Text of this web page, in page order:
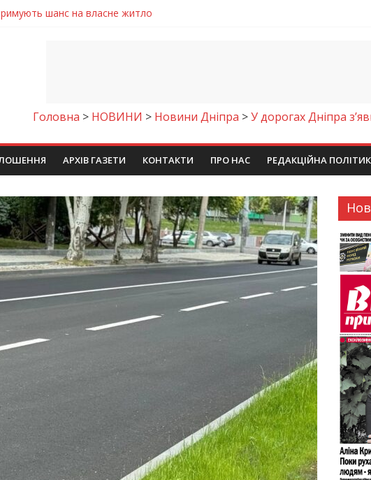
тих, хто служить, і всіх українців!”
престижному всеукраїнському конкурсі
проєктів та ініціатив України
шанс на власне житло
Головна > НОВИНИ > Новини Дніпра >У дорогах Дніпра
АРХІВ ГАЗЕТИ КОНТАКТИ ПРО НАС РЕДАКЦІЙНА